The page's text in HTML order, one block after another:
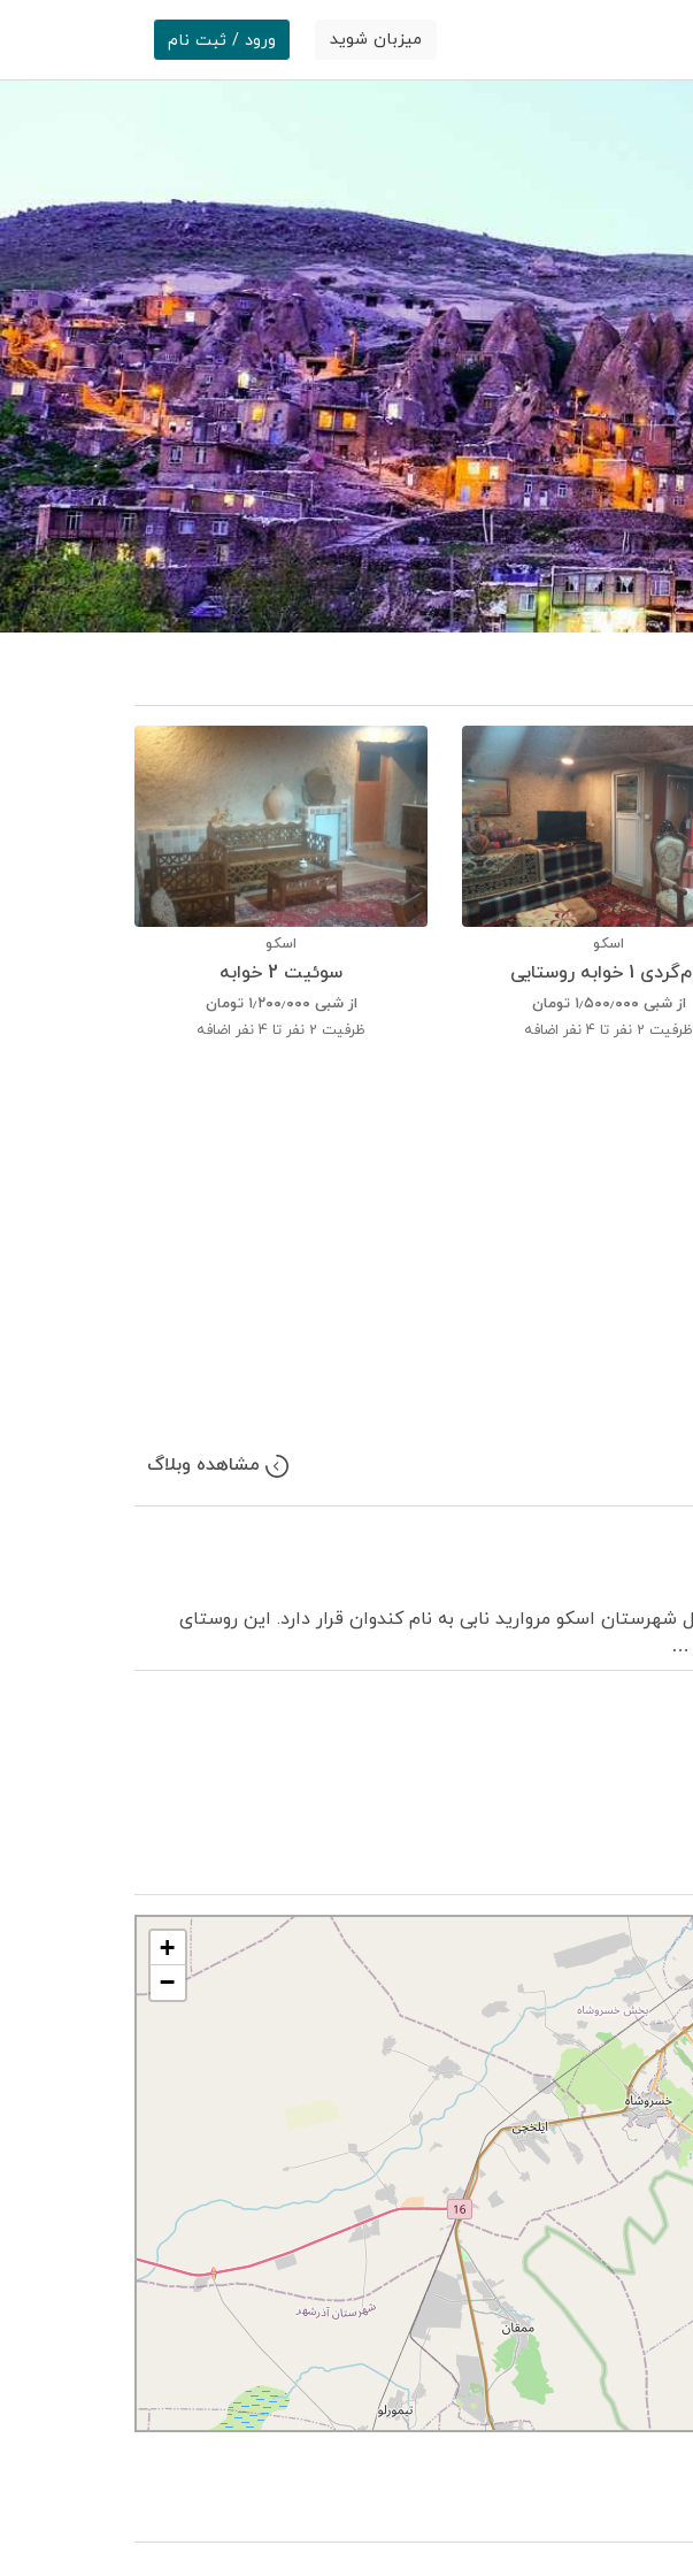
میزبان شوید ورود / ثبت نام
اسکو
1 خوابه روستایی
از شبی ۱٫۵۰۰٫۰۰۰ تومان
ظرفیت 2 نفر تا 4 نفر اضافه
اسکو
سوئیت 2 خوابه
از شبی ۱٫۲۰۰٫۰۰۰ تومان
ظرفیت 2 نفر تا 4 نفر اضافه
مشاهده وبلاگ
شهرستان اسکو مروارید نابی به نام کندوان قرار دارد. این روستای
…
+
−